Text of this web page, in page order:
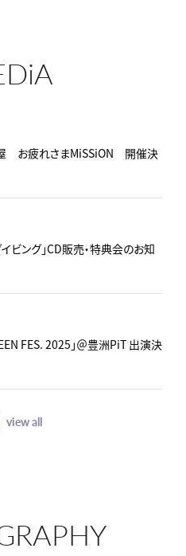
view all
お疲れさまMiSSiON 開催決
ビング」CD販売・特典会のお知
FES. 2025」＠豊洲PiT 出演決